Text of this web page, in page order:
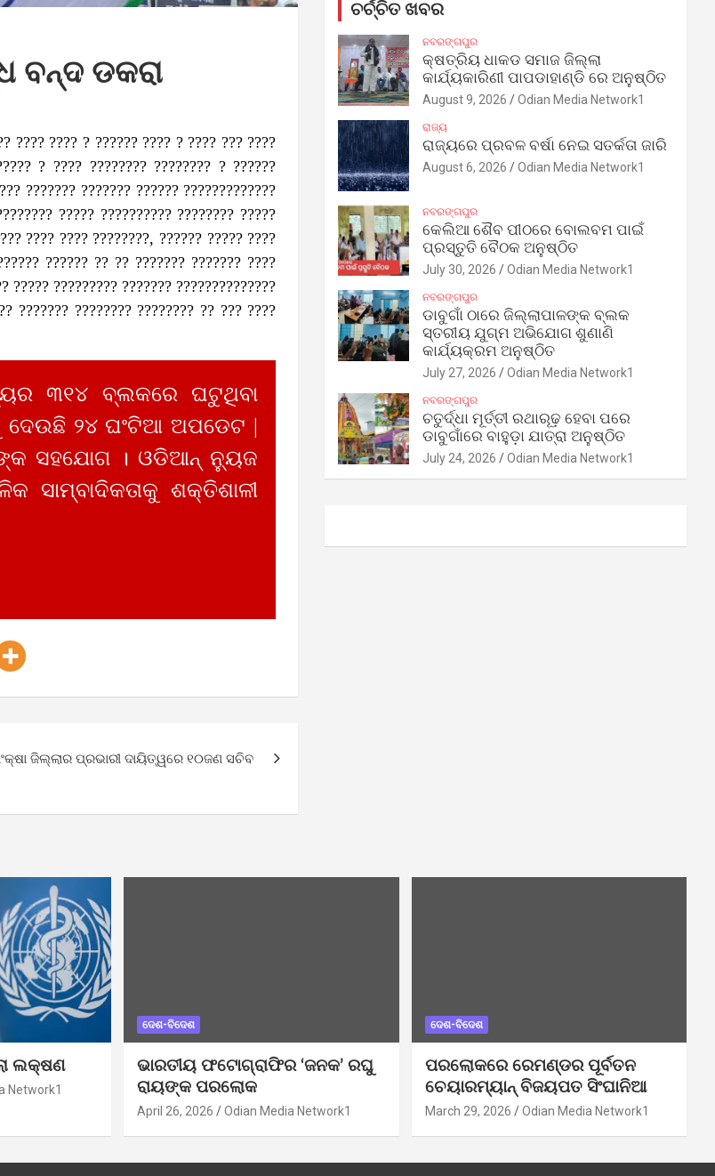
ବନ୍ଦ ଡକରା
???? ???? ? ?????? ???? ? ???? ??? ????
? ???? ???????? ???????? ? ??????
??????? ??????? ?????? ?????????????
????? ?????????? ???????? ?????
???? ???? ????????, ?????? ????? ????
?????? ?? ?? ??????? ??????? ????
????? ????????? ??????? ??????????????
??????? ???????? ???????? ?? ??? ????
୩୧୪ ବ୍ଲକରେ ଘଟୁଥିବା
୨୪ ଘଂଟିଆ ଅପଡେଟ |
ସହଯୋଗ । ଓଡିଆନ୍ ନ୍ୟୁଜ
ସାମ୍ବାଦିକତାକୁ ଶକ୍ତିଶାଳୀ
ଜିଲ୍ଲାର ପ୍ରଭାରୀ ଦାୟିତ୍ୱରେ ୧୦ଜଣ ସଚିବ
ଚର୍ଚ୍ଚିତ ଖବର
ନବରଙ୍ଗପୁର
କ୍ଷତ୍ରିୟ ଧାକଡ ସମାଜ ଜିଲ୍ଲା
କାର୍ଯ୍ୟକାରିଣୀ ପାପଡାହାଣ୍ଡି ରେ ଅନୁଷ୍ଠିତ
August 9, 2026 Odian Media Network1
ରାଜ୍ୟ
ରାଜ୍ୟରେ ପ୍ରବଳ ବର୍ଷା ନେଇ ସତର୍କତା ଜାରି
August 6, 2026 Odian Media Network1
ନବରଙ୍ଗପୁର
କେଲିଆ ଶୈବ ପୀଠରେ ବୋଲବମ ପାଇଁ
ପ୍ରସ୍ତୁତି ବୈଠକ ଅନୁଷ୍ଠିତ
July 30, 2026 Odian Media Network1
ନବରଙ୍ଗପୁର
ଡାବୁଗାଁ ଠାରେ ଜିଲ୍ଲାପାଳଙ୍କ ବ୍ଲକ
ସ୍ତରୀୟ ଯୁଗ୍ମ ଅଭିଯୋଗ ଶୁଣାଣି
କାର୍ଯ୍ୟକ୍ରମ ଅନୁଷ୍ଠିତ
July 27, 2026 Odian Media Network1
ନବରଙ୍ଗପୁର
ଚତୁର୍ଦ୍ଧା ମୂର୍ତ୍ତୀ ରଥାରୂଢ଼ ହେବା ପରେ
ଡାବୁଗାଁରେ ବାହୁଡ଼ା ଯାତ୍ରା ଅନୁଷ୍ଠିତ
July 24, 2026 Odian Media Network1
ଲକ୍ଷଣ
Network1
ଦେଶ-ବିଦେଶ
ଭାରତୀୟ ଫଟୋଗ୍ରାଫିର ‘ଜନକ’ ରଘୁ
ରାୟଙ୍କ ପରଲୋକ
April 26, 2026 Odian Media Network1
ଦେଶ-ବିଦେଶ
ପରଲୋକରେ ରେମଣ୍ଡର ପୂର୍ବତନ
ଚେୟାରମ୍ୟାନ୍ ବିଜୟପତ ସିଂଘାନିଆ
March 29, 2026 Odian Media Network1